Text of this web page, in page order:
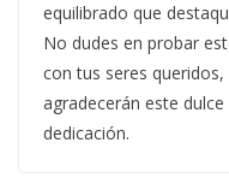
equilibrado que
No dudes en probar
con tus seres
agradecerán este
dedicación.